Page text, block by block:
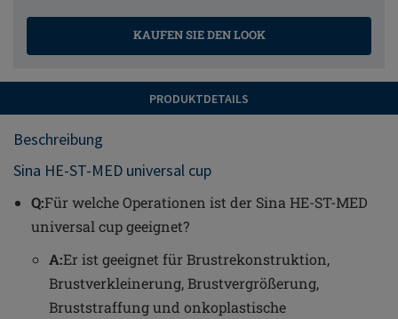
KAUFEN SIE DEN LOOK
PRODUKTDETAILS
Beschreibung
Sina HE-ST-MED universal cup
Q:Für welche Operationen ist der Sina HE-ST-MED
universal cup geeignet?
A:Er ist geeignet für Brustrekonstruktion,
Brustverkleinerung, Brustvergrößerung,
Bruststraffung und onkoplastische